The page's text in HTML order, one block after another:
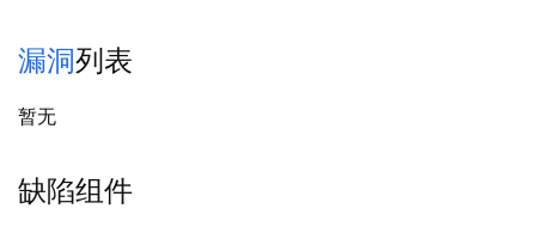
漏洞列表
暂无
缺陷组件